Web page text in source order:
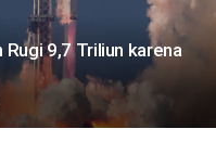
Rugi 9,7 Triliun karena